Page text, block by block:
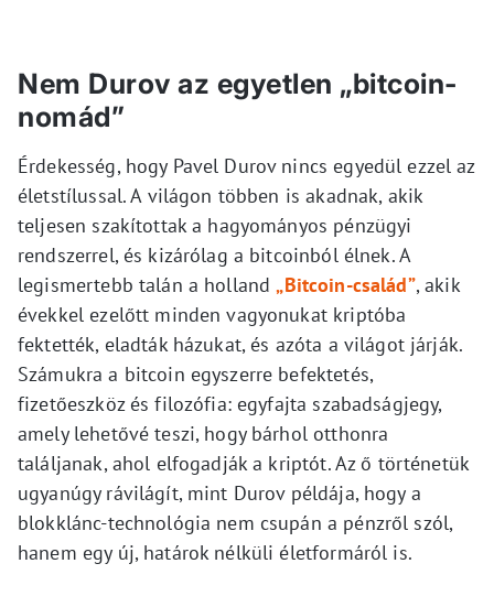
Nem Durov az egyetlen „bitcoin-
nomád”
Érdekesség, hogy Pavel Durov nincs egyedül ezzel az
életstílussal. A világon többen is akadnak, akik
teljesen szakítottak a hagyományos pénzügyi
rendszerrel, és kizárólag a bitcoinból élnek. A
legismertebb talán a holland„Bitcoin-család”, akik
évekkel ezelőtt minden vagyonukat kriptóba
fektették, eladták házukat, és azóta a világot járják.
Számukra a bitcoin egyszerre befektetés,
fizetőeszköz és filozófia: egyfajta szabadságjegy,
amely lehetővé teszi, hogy bárhol otthonra
találjanak, ahol elfogadják a kriptót. Az ő történetük
ugyanúgy rávilágít, mint Durov példája, hogy a
blokklánc-technológia nem csupán a pénzről szól,
hanem egy új, határok nélküli életformáról is.